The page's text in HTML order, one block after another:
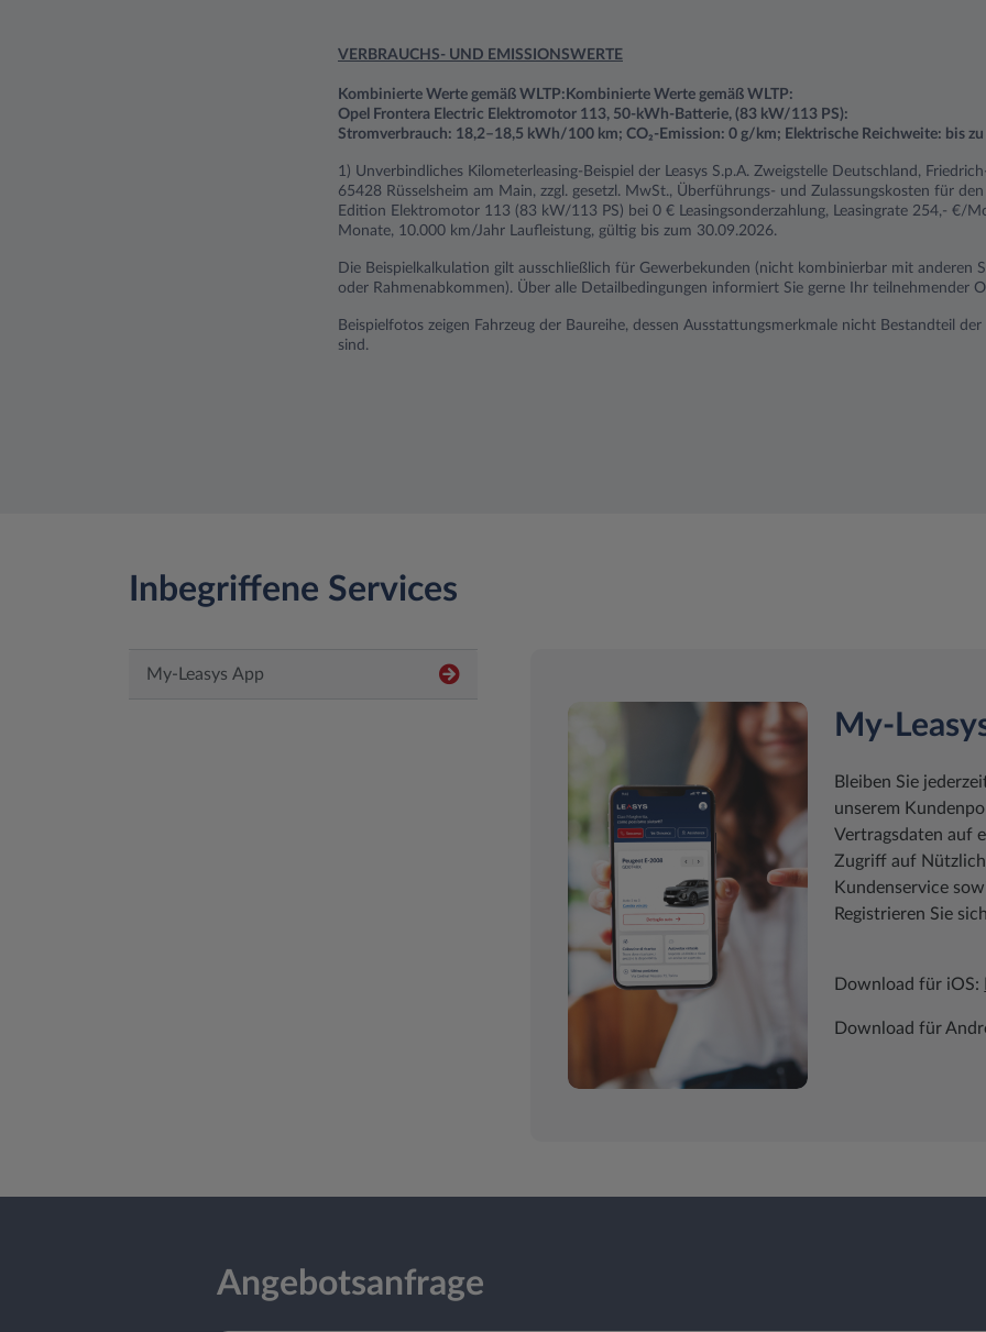
VERBRAUCHS- UND EMISSIONSWERTE
Kombinierte Werte gemäß WLTP:Kombinierte Werte gemäß WLTP:
Opel Frontera Electric Elektromotor 113, 50-kWh-Batterie, (83 kW/113 PS):
Stromverbrauch: 18,2–18,5 kWh/100 km; CO₂-Emission: 0 g/km; Elektrische Reichweite: bis
1) Unverbindliches Kilometerleasing-Beispiel der Leasys S.p.A. Zweigstelle Deutschland,
65428 Rüsselsheim am Main, zzgl. gesetzl. MwSt., Überführungs- und Zulassungskosten für
Edition Elektromotor 113 (83 kW/113 PS) bei 0 € Leasingsonderzahlung, Leasingrate 254,- €/
Monate, 10.000 km/Jahr Laufleistung, gültig bis zum 30.09.2026.
Die Beispielkalkulation gilt ausschließlich für Gewerbekunden (nicht kombinierbar mit anderen
oder Rahmenabkommen). Über alle Detailbedingungen informiert Sie gerne Ihr teilnehmender
Beispielfotos zeigen Fahrzeug der Baureihe, dessen Ausstattungsmerkmale nicht Bestandteil
sind.
Inbegriffene Services
My-Leasys App
My-
Bleiben Sie
unserem
Vertragsdaten auf
Zugriff auf
Kundenservice
Registrieren Sie
Download für iOS:
Download für
Angebotsanfrage